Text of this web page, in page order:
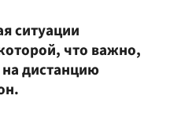
ситуации
что важно,
дистанцию